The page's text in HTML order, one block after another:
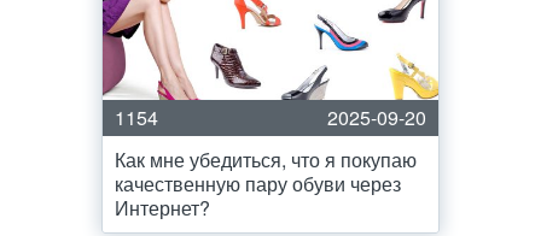
1154
2025-09-20
Как мне убедиться, что я покупаю
качественную пару обуви через
Интернет?